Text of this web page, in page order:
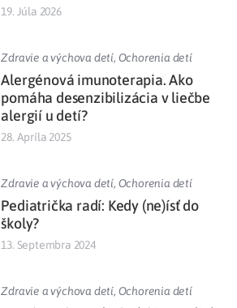
19. Júla 2026
Zdravie a výchova detí, Ochorenia detí
Alergénová imunoterapia. Ako
pomáha desenzibilizácia v liečbe
alergií u detí?
28. Apríla 2025
Zdravie a výchova detí, Ochorenia detí
Pediatrička radí: Kedy (ne)ísť do
školy?
13. Septembra 2024
Zdravie a výchova detí, Ochorenia detí